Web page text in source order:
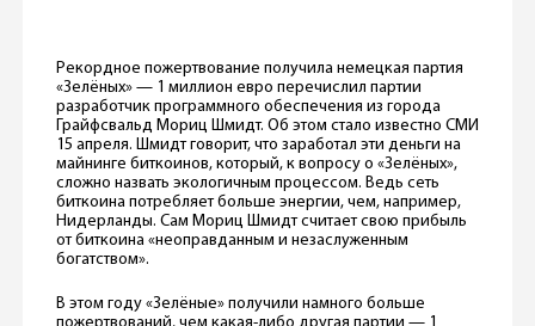
Рекордное пожертвование получила немецкая партия
«Зелёных» — 1 миллион евро перечислил партии
разработчик программного обеспечения из города
Грайфсвальд Мориц Шмидт. Об этом стало известно СМИ
15 апреля. Шмидт говорит, что заработал эти деньги на
майнинге биткоинов, который, к вопросу о «Зелёных»,
сложно назвать экологичным процессом. Ведь сеть
биткоина потребляет больше энергии, чем, например,
Нидерланды. Сам Мориц Шмидт считает свою прибыль
от биткоина «неоправданным и незаслуженным
богатством».
В этом году «Зелёные» получили намного больше